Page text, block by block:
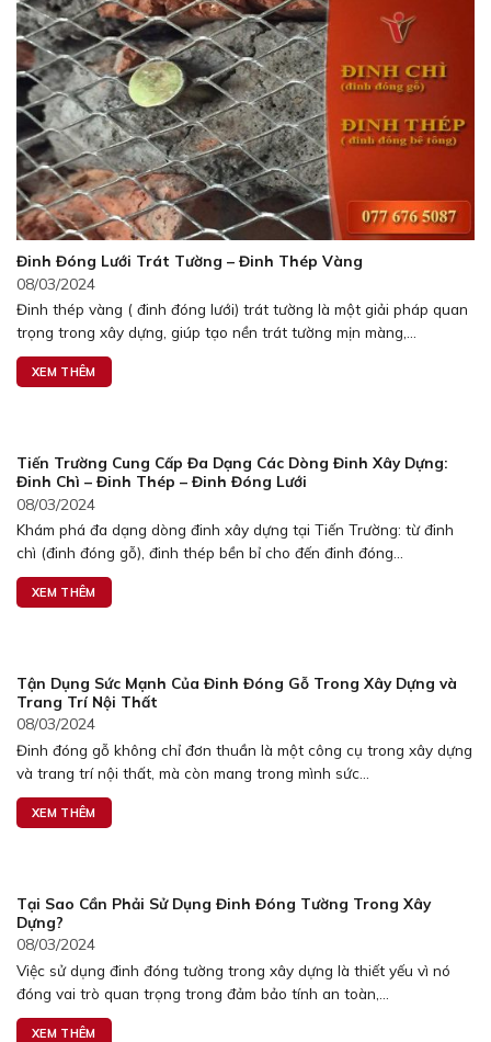
Đinh Đóng Lưới Trát Tường – Đinh Thép Vàng
08/03/2024
Đinh thép vàng ( đinh đóng lưới) trát tường là một giải pháp quan
trọng trong xây dựng, giúp tạo nền trát tường mịn màng,...
XEM THÊM
Tiến Trường Cung Cấp Đa Dạng Các Dòng Đinh Xây Dựng:
Đinh Chì – Đinh Thép – Đinh Đóng Lưới
08/03/2024
Khám phá đa dạng dòng đinh xây dựng tại Tiến Trường: từ đinh
chì (đinh đóng gỗ), đinh thép bền bỉ cho đến đinh đóng...
XEM THÊM
Tận Dụng Sức Mạnh Của Đinh Đóng Gỗ Trong Xây Dựng và
Trang Trí Nội Thất
08/03/2024
Đinh đóng gỗ không chỉ đơn thuần là một công cụ trong xây dựng
và trang trí nội thất, mà còn mang trong mình sức...
XEM THÊM
Tại Sao Cần Phải Sử Dụng Đinh Đóng Tường Trong Xây
Dựng?
08/03/2024
Việc sử dụng đinh đóng tường trong xây dựng là thiết yếu vì nó
đóng vai trò quan trọng trong đảm bảo tính an toàn,...
XEM THÊM